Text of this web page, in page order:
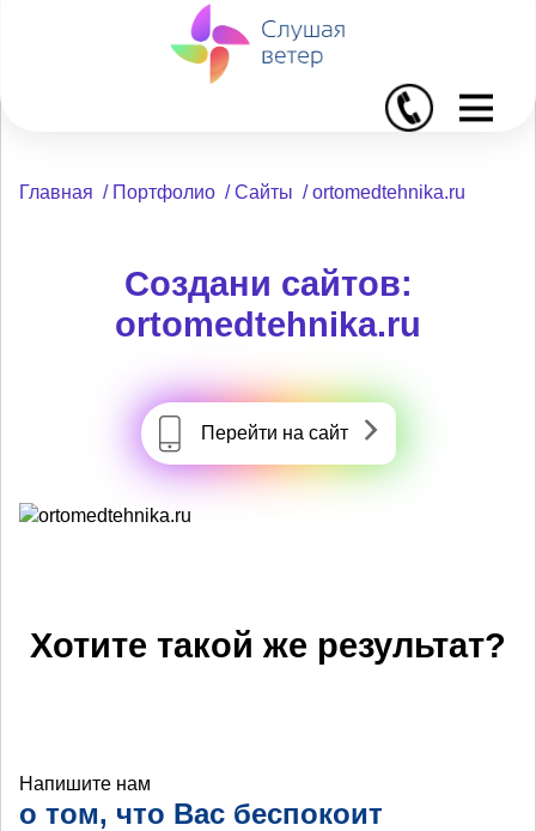
I
Главная / Портфолио / Сайты / ortomedtehnika.ru
Создани сайтов:
ortomedtehnika.ru
Перейти на сайт
Хотите такой же результат?
Напишите нам
о том, что Вас беспокоит